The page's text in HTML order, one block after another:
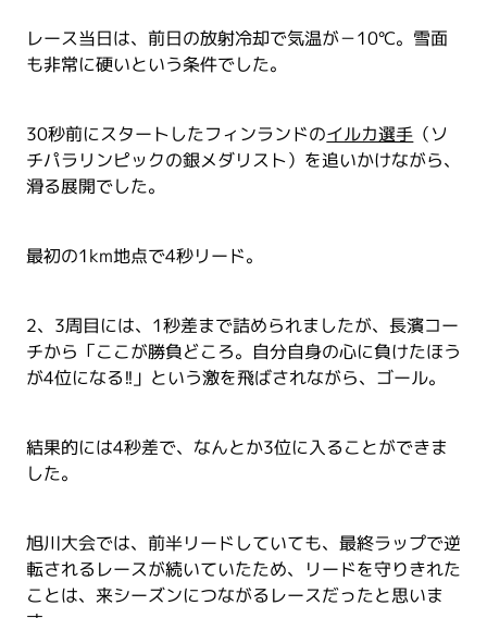
レース当日は、前日の放射冷却で気温が－10℃。雪面
も非常に硬いという条件でした。
30秒前にスタートしたフィンランドのイルカ選手 （ソ
チパラリンピックの銀メダリスト）を追いかけながら、
滑る展開でした。
最初の1km地点で4秒リード。
2、3周目には、1秒差まで詰められましたが、長濱コー
チから「ここが勝負どころ。自分自身の心に負けたほう
が4位になる!!」という激を飛ばされながら、ゴール。
結果的には4秒差で、なんとか3位に入ることができま
した。
旭川大会では、前半リードしていても、最終ラップで逆
転されるレースが続いていたため、リードを守りきれた
ことは、来シーズンにつながるレースだったと思いま